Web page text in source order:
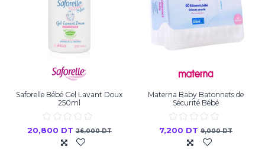
Saforelle Bébé Gel Lavant Doux
250ml
20,800 DT26,000 DT
Materna Baby Batonnets de
Sécurité Bébé
7,200 DT9,000 DT